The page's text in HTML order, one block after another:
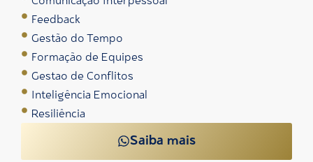
Feedback
Gestão do Tempo
Formação de Equipes
Gestao de Conflitos
Inteligência Emocional
Resiliência
Saiba mais